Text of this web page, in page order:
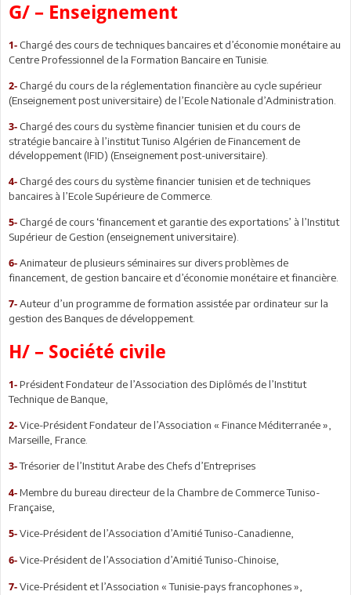
G/ – Enseignement
1- Chargé des cours de techniques bancaires et d’économie monétaire au
Centre Professionnel de la Formation Bancaire en Tunisie.
2- Chargé du cours de la réglementation financière au cycle supérieur
(Enseignement post universitaire) de l’Ecole Nationale d’Administration.
3- Chargé des cours du système financier tunisien et du cours de
stratégie bancaire à l’institut Tuniso Algérien de Financement de
développement (IFID) (Enseignement post-universitaire).
4- Chargé des cours du système financier tunisien et de techniques
bancaires à l’Ecole Supérieure de Commerce.
5- Chargé de cours ‘financement et garantie des exportations’ à l’Institut
Supérieur de Gestion (enseignement universitaire).
6- Animateur de plusieurs séminaires sur divers problèmes de
financement, de gestion bancaire et d’économie monétaire et financière.
7- Auteur d’un programme de formation assistée par ordinateur sur la
gestion des Banques de développement.
H/ – Société civile
1- Président Fondateur de l’Association des Diplômés de l’Institut
Technique de Banque,
2- Vice-Président Fondateur de l’Association « Finance Méditerranée »,
Marseille, France.
3-Trésorier de l’Institut Arabe des Chefs d’Entreprises
4- Membre du bureau directeur de la Chambre de Commerce Tuniso-
Française,
5- Vice-Président de l’Association d’Amitié Tuniso-Canadienne,
6- Vice-Président de l’Association d’Amitié Tuniso-Chinoise,
7- Vice-Président et l’Association « Tunisie-pays francophones »,